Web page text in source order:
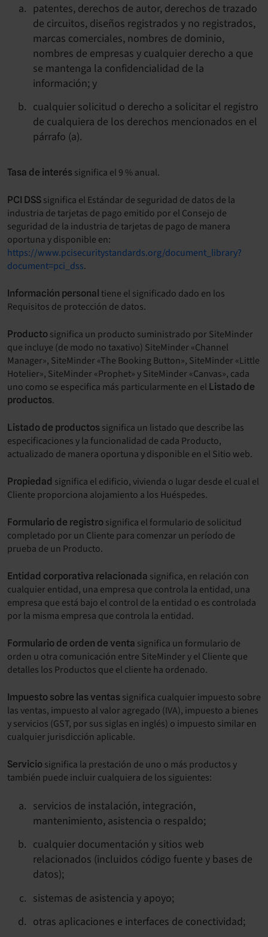
patentes, derechos de autor, derechos de trazado
de circuitos, diseños registrados y no registrados,
marcas comerciales, nombres de dominio,
nombres de empresas y cualquier derecho a que
se mantenga la confidencialidad de la
información; y
cualquier solicitud o derecho a solicitar el registro
de cualquiera de los derechos mencionados en el
párrafo (a).
Tasa de interés significa el 9 % anual.
PCI DSS significa el Estándar de seguridad de datos de la
industria de tarjetas de pago emitido por el Consejo de
seguridad de la industria de tarjetas de pago de manera
oportuna y disponible en:
https://www.pcisecuritystandards.org/document_library?
document=pci_dss.
Información personal tiene el significado dado en los
Requisitos de protección de datos.
Producto significa un producto suministrado por SiteMinder
que incluye (de modo no taxativo) SiteMinder «Channel
Manager», SiteMinder «The Booking Button», SiteMinder «Little
Hotelier», SiteMinder «Prophet» y SiteMinder «Canvas», cada
uno como se especifica más particularmente en el Listado de
productos.
Listado de productos significa un listado que describe las
especificaciones y la funcionalidad de cada Producto,
actualizado de manera oportuna y disponible en el Sitio web.
Propiedad significa el edificio, vivienda o lugar desde el cual el
Cliente proporciona alojamiento a los Huéspedes.
Formulario de registro significa el formulario de solicitud
completado por un Cliente para comenzar un período de
prueba de un Producto.
Entidad corporativa relacionada significa, en relación con
cualquier entidad, una empresa que controla la entidad, una
empresa que está bajo el control de la entidad o es controlada
por la misma empresa que controla la entidad.
Formulario de orden de venta significa un formulario de
orden u otra comunicación entre SiteMinder y el Cliente que
detalles los Productos que el cliente ha ordenado.
Impuesto sobre las ventas significa cualquier impuesto sobre
las ventas, impuesto al valor agregado (IVA), impuesto a bienes
y servicios (GST, por sus siglas en inglés) o impuesto similar en
cualquier jurisdicción aplicable.
Servicio significa la prestación de uno o más productos y
también puede incluir cualquiera de los siguientes:
servicios de instalación, integración,
mantenimiento, asistencia o respaldo;
cualquier documentación y sitios web
relacionados (incluidos código fuente y bases de
datos);
sistemas de asistencia y apoyo;
otras aplicaciones e interfaces de conectividad;